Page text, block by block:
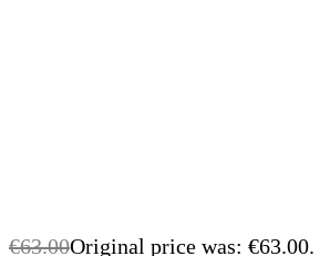
€63.00Original price was: €63.00.